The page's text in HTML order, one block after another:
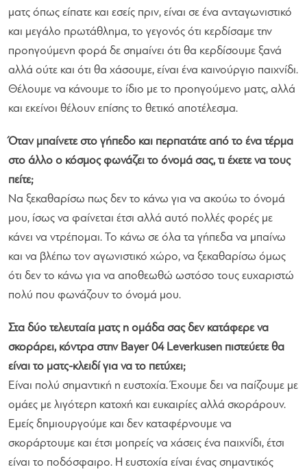
ματς όπως είπατε και εσείς πριν, είναι σε ένα ανταγωνιστικό
και μεγάλο πρωτάθλημα, το γεγονός ότι κερδίσαμε την
προηγούμενη φορά δε σημαίνει ότι θα κερδίσουμε ξανά
αλλά ούτε και ότι θα χάσουμε, είναι ένα καινούργιο παιχνίδι.
Θέλουμε να κάνουμε το ίδιο με το προηγούμενο ματς, αλλά
και εκείνοι θέλουν επίσης το θετικό αποτέλεσμα.
Όταν μπαίνετε στο γήπεδο και περπατάτε από το ένα τέρμα
στο άλλο ο κόσμος φωνάζει το όνομά σας, τι έχετε να τους
πείτε;
Να ξεκαθαρίσω πως δεν το κάνω για να ακούω το όνομά
μου, ίσως να φαίνεται έτσι αλλά αυτό πολλές φορές με
κάνει να ντρέπομαι. Το κάνω σε όλα τα γήπεδα να μπαίνω
και να βλέπω τον αγωνιστικό χώρο, να ξεκαθαρίσω όμως
ότι δεν το κάνω για να αποθεωθώ ωστόσο τους ευχαριστώ
πολύ που φωνάζουν το όνομά μου.
Στα δύο τελευταία ματς η ομάδα σας δεν κατάφερε να
σκοράρει, κόντρα στην Bayer 04 Leverkusen πιστεύετε θα
είναι το ματς-κλειδί για να το πετύχει;
Είναι πολύ σημαντική η ευστοχία. Έχουμε δει να παίζουμε με
ομάες με λιγότερη κατοχή και ευκαιρίες αλλά σκοράρουν.
Εμείς δημιουργούμε και δεν καταφέρνουμε να
σκοράρτουμε και έτσι μοπρείς να χάσεις ένα παιχνίδι, έτσι
είναι το ποδόσφαιρο. Η ευστοχία είναι ένας σημαντικός